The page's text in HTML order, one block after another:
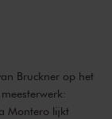
Bruckner op het
Montero lijkt